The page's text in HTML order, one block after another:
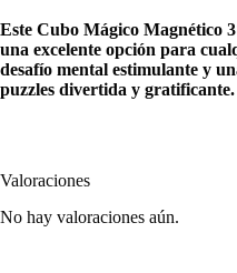
Este Cubo Mágico Magnético
una excelente opción para
desafío mental estimulante y
puzzles divertida y gratificante.
Valoraciones
No hay valoraciones aún.